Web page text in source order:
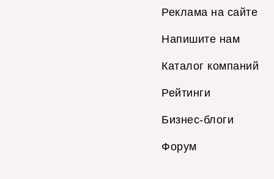
Реклама на сайте
Напишите нам
Каталог компаний
Рейтинги
Бизнес-блоги
Форум